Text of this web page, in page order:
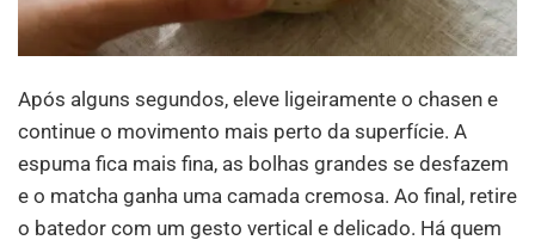
Após alguns segundos, eleve ligeiramente o chasen e
continue o movimento mais perto da superfície. A
espuma fica mais fina, as bolhas grandes se desfazem
e o matcha ganha uma camada cremosa. Ao final, retire
o batedor com um gesto vertical e delicado. Há quem